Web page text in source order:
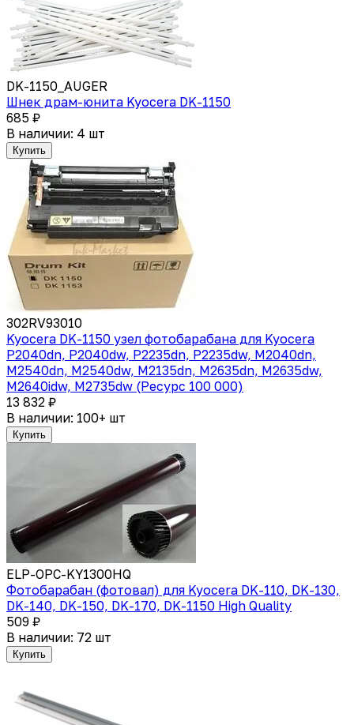
DK-1150_AUGER
Шнек драм-юнита Kyocera DK-1150
685 ₽
В наличии: 4 шт
Купить
302RV93010
Kyocera DK-1150 узел фотобарабана для Kyocera
P2040dn, P2040dw, P2235dn, P2235dw, M2040dn,
M2540dn, M2540dw, M2135dn, M2635dn, M2635dw,
M2640idw, M2735dw (Ресурс 100 000)
13 832 ₽
В наличии: 100+ шт
Купить
ELP-OPC-KY1300HQ
Фотобарабан (фотовал) для Kyocera DK-110, DK-130,
DK-140, DK-150, DK-170, DK-1150 High Quality
509 ₽
В наличии: 72 шт
Купить